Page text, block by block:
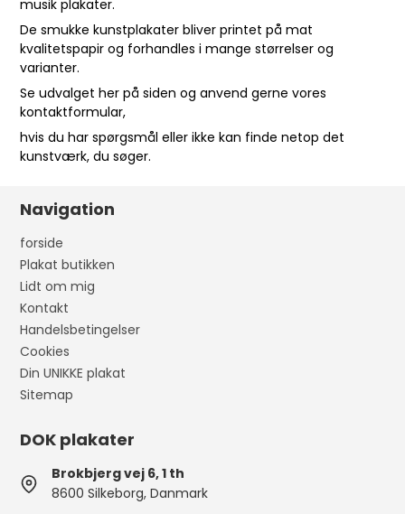
musik plakater.
De smukke kunstplakater bliver printet på mat
kvalitetspapir og forhandles i mange størrelser og
varianter.
Se udvalget her på siden og anvend gerne vores
kontaktformular,
hvis du har spørgsmål eller ikke kan finde netop det
kunstværk, du søger.
Navigation
forside
Plakat butikken
Lidt om mig
Kontakt
Handelsbetingelser
Cookies
Din UNIKKE plakat
Sitemap
DOK plakater
Brokbjerg vej 6, 1 th
8600 Silkeborg, Danmark